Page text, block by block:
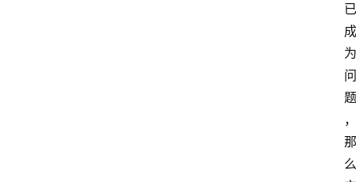
已
成
为
问
题
，
那
么